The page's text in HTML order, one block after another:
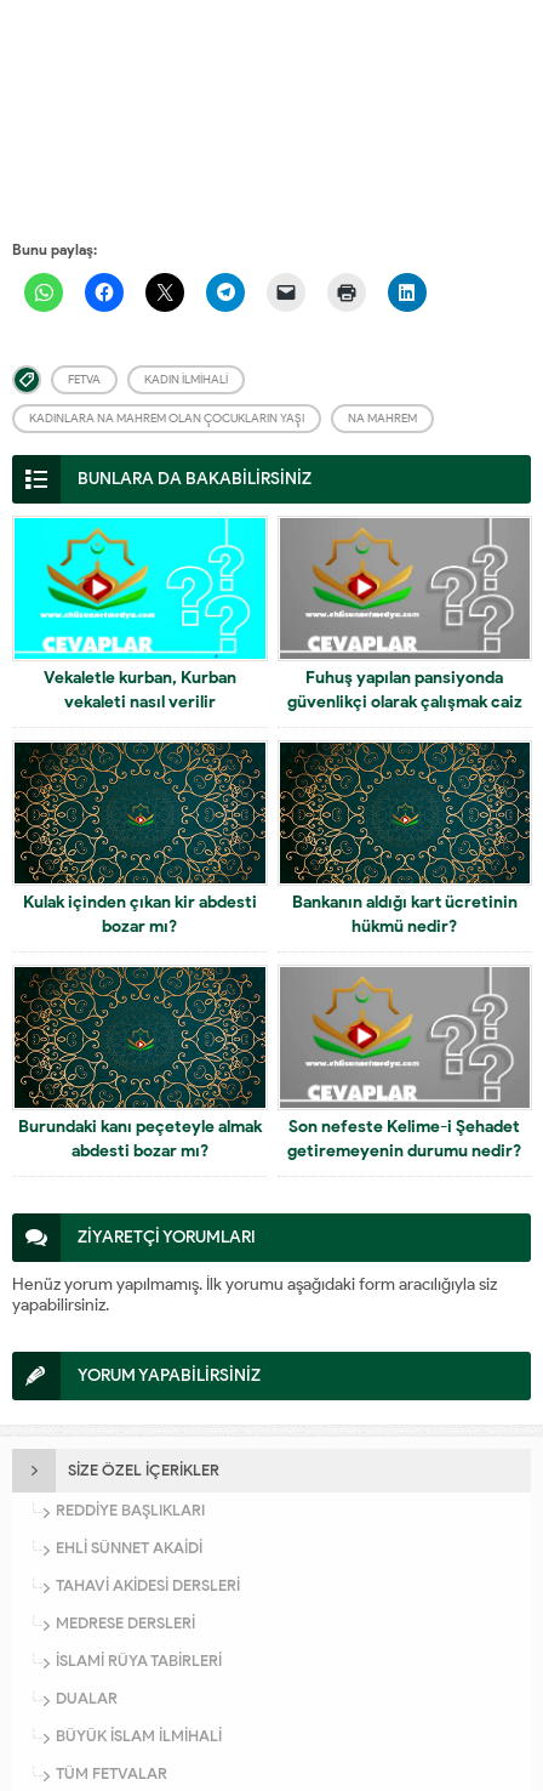
Bunu paylaş:
FETVA KADIN İLMIHALI
KADINLARA NA MAHREM OLAN ÇOCUKLARIN YAŞI NA MAHREM
BUNLARA DA BAKABİLİRSİNİZ
Vekaletle kurban, Kurban
vekaleti nasıl verilir
Fuhuş yapılan pansiyonda
güvenlikçi olarak çalışmak caiz
mi
Kulak içinden çıkan kir abdesti
bozar mı?
Bankanın aldığı kart ücretinin
hükmü nedir?
Burundaki kanı peçeteyle almak
abdesti bozar mı?
Son nefeste Kelime-i Şehadet
getiremeyenin durumu nedir?
ZİYARETÇİ YORUMLARI
Henüz yorum yapılmamış. İlk yorumu aşağıdaki form aracılığıyla siz
yapabilirsiniz.
YORUM YAPABİLİRSİNİZ
SİZE ÖZEL İÇERİKLER
REDDİYE BAŞLIKLARI
EHLİ SÜNNET AKAİDİ
TAHAVİ AKİDESİ DERSLERİ
MEDRESE DERSLERİ
İSLAMİ RÜYA TABİRLERİ
DUALAR
BÜYÜK İSLAM İLMİHALİ
TÜM FETVALAR